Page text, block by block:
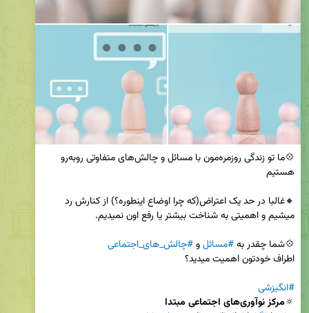
💠شما چقدر به #مسائل و #چالش_های_اجتماعی
#انگیزشی
🔅مرکز نوآوری‌های اجتماعی مبتدا